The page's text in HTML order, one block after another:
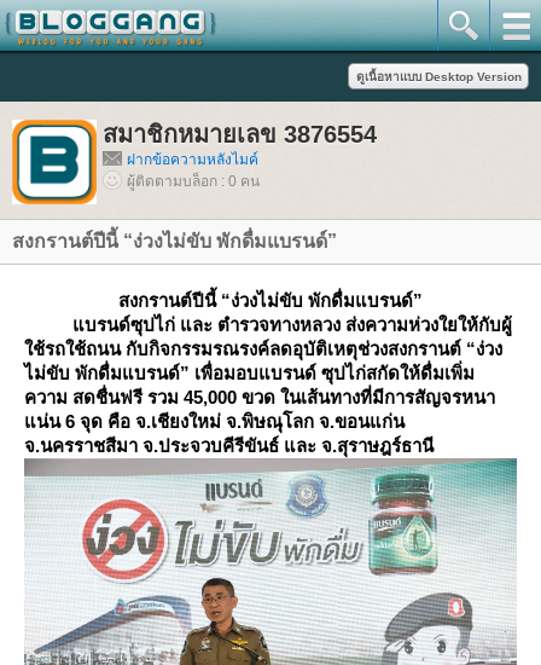
สมาชิกหมายเลข 3876554
ฝากข้อความหลังไมค์
ผู้ติดตามบล็อก : 0 คน
สงกรานต์ปีนี้ “ง่วงไม่ขับ พักดื่มแบรนด์”
สงกรานต์ปีนี้ “ง่วงไม่ขับ พักดื่มแบรนด์”
บรนด์ซุปไก่ และ ตำรวจทางหลวง ส่งความห่วงใยให้กับผู้
ช้รถใช้ถนน กับกิจกรรมรณรงค์ลดอุบัติเหตุช่วงสงกรานต์ “ง่วง
ไม่ขับ พักดื่มแบรนด์” เพื่อมอบแบรนด์ ซุปไก่สกัดให้ดื่มเพิ่ม
ความ สดชื่นฟรี รวม 45,000 ขวด ในเส้นทางที่มีการสัญจรหนา
น่น 6 จุด คือ จ.เชียงใหม่ จ.พิษณุโลก จ.ขอนแก่น
จ.นครราชสีมา จ.ประจวบคีรีขันธ์ และ จ.สุราษฎร์ธานี